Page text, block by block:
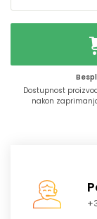
Dostupnost
nakon